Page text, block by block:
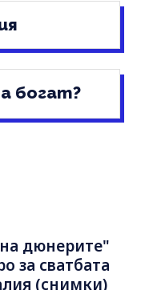
богат?
дюнерите"
за сватбата
(снимки)